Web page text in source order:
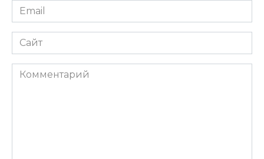
Email
*
Сайт
Комментарий